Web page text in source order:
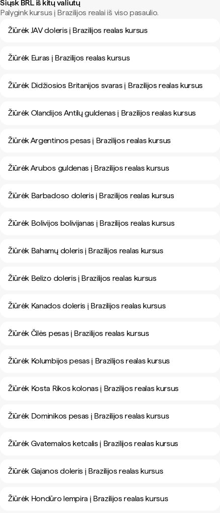
Siųsk BRL iš kitų valiutų
Palygink kursus į Brazilijos realai iš viso pasaulio.
Žiūrėk JAV doleris į Brazilijos realas kursus
Žiūrėk Euras į Brazilijos realas kursus
Žiūrėk Didžiosios Britanijos svaras į Brazilijos realas kursus
Žiūrėk Olandijos Antilų guldenas į Brazilijos realas kursus
Žiūrėk Argentinos pesas į Brazilijos realas kursus
Žiūrėk Arubos guldenas į Brazilijos realas kursus
Žiūrėk Barbadoso doleris į Brazilijos realas kursus
Žiūrėk Bolivijos bolivijanas į Brazilijos realas kursus
Žiūrėk Bahamų doleris į Brazilijos realas kursus
Žiūrėk Belizo doleris į Brazilijos realas kursus
Žiūrėk Kanados doleris į Brazilijos realas kursus
Žiūrėk Čilės pesas į Brazilijos realas kursus
Žiūrėk Kolumbijos pesas į Brazilijos realas kursus
Žiūrėk Kosta Rikos kolonas į Brazilijos realas kursus
Žiūrėk Dominikos pesas į Brazilijos realas kursus
Žiūrėk Gvatemalos ketcalis į Brazilijos realas kursus
Žiūrėk Gajanos doleris į Brazilijos realas kursus
Žiūrėk Hondūro lempira į Brazilijos realas kursus